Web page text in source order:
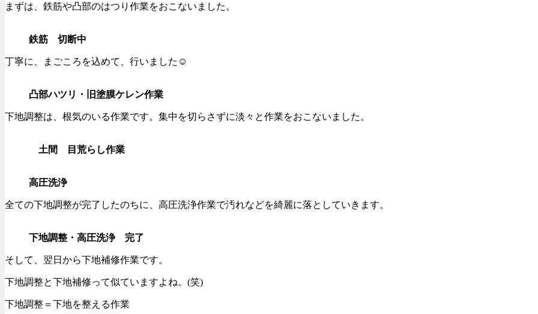
まずは、鉄筋や凸部のはつり作業をおこないました。
鉄筋 切断中
丁寧に、まごころを込めて、行いました☺️
凸部ハツリ・旧塗膜ケレン作業
下地調整は、根気のいる作業です。集中を切らさずに淡々と作業をおこないました。
土間 目荒らし作業
高圧洗浄
全ての下地調整が完了したのちに、高圧洗浄作業で汚れなどを綺麗に落としていきます。
下地調整・高圧洗浄 完了
そして、翌日から下地補修作業です。
下地調整と下地補修って似ていますよね。(笑)
下地調整＝下地を整える作業